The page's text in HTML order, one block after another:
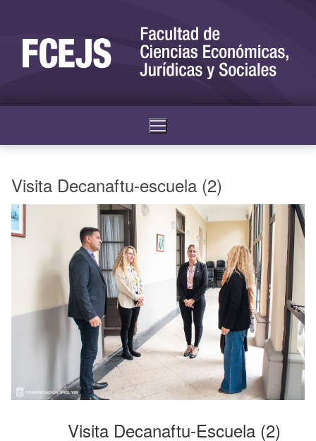
Visita Decanaftu-escuela (2)
Visita Decanaftu-Escuela (2)